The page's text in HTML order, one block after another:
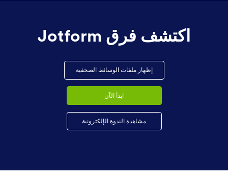
اكتشف فرق Jotform
إظهار ملفات الوسائط الصحفية
ابدأ الآن
مشاهدة الندوة الإلكترونية